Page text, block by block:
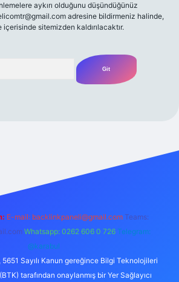
aykırı olduğunu düşündüğünüz
adresine bildirmeniz halinde,
sitemizden kaldırılacaktır.
E-mail: backlinkpaneli@gmail.com Teams:
Whatsapp: 0262 606 0 726 Telegram:
@karabul
Sayılı Kanun gereğince Bilgi Teknolojileri
tarafından onaylanmış bir Yer Sağlayıcı